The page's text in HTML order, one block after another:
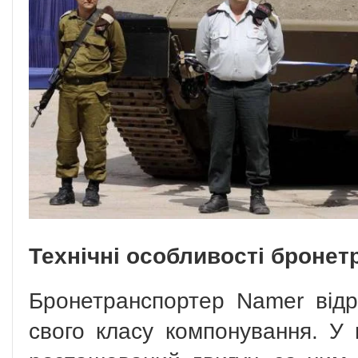
Технічні особливості
Бронетранспортер Namer
свого класу компонування. У